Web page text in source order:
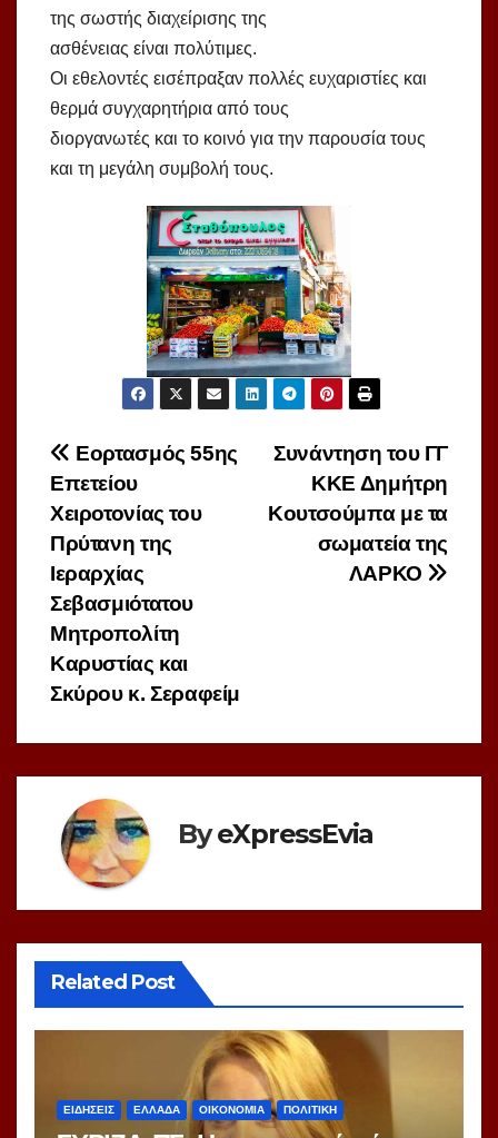
της σωστής διαχείρισης της
ασθένειας είναι πολύτιμες.
Οι εθελοντές εισέπραξαν πολλές ευχαριστίες και
θερμά συγχαρητήρια από τους
διοργανωτές και το κοινό για την παρουσία τους
και τη μεγάλη συμβολή τους.
Πλοήγηση
άρθρων
Συνάντηση του ΓΓ
ΚΚΕ Δημήτρη
Κουτσούμπα με τα
σωματεία της
ΛΑΡΚΟ
Εορτασμός 55ης
Επετείου
Χειροτονίας του
Πρύτανη της
Ιεραρχίας
Σεβασμιότατου
Μητροπολίτη
Καρυστίας και
Σκύρου κ. Σεραφείμ
ByeXpressEvia
Related Post
ΕΙΔΗΣΕΙΣ ΕΛΛΑΔΑ ΟΙΚΟΝΟΜΙΑ ΠΟΛΙΤΙΚΗ